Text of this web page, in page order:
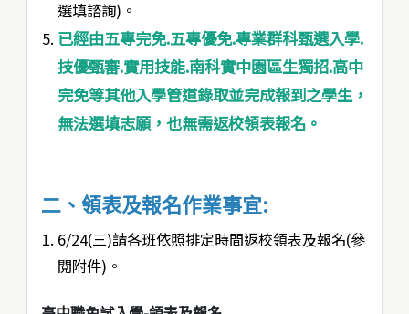
選填諮詢)。
已經由五專完免.五專優免.專業群科甄選入學.
技優甄審.實用技能.南科實中園區生獨招.高中
完免等其他入學管道錄取並完成報到之學生，
無法選填志願，也無需返校領表報名 。
二、領表及報名作業事宜:
6/24(三)請各班依照排定時間返校領表及報名(參
閱附件)。